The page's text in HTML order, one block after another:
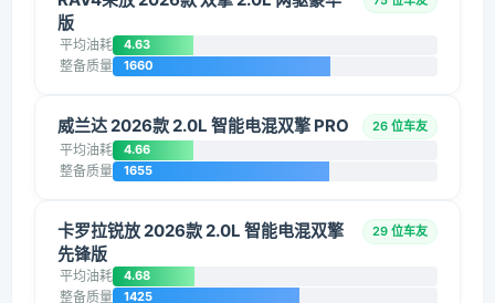
版
平均油耗 4.63
整备质量 1660
威兰达 2026款 2.0L 智能电混双擎 PRO 26 位车友
平均油耗 4.66
整备质量 1655
卡罗拉锐放 2026款 2.0L 智能电混双擎
先锋版
29 位车友
平均油耗 4.68
整备质量 1425